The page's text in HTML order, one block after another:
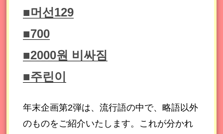
■머선129
■700
■2000원 비싸짐
■주린이
年末企画第2弾は、流行語の中で、略語以外
のものをご紹介いたします。これが分かれ